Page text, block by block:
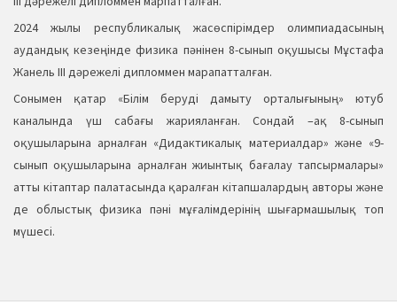
2024 жылы республикалық жасөспірімдер олимпиадасының
аудандық кезеңінде физика пәнінен 8-сынып оқушысы Мұстафа
Жанель ІІІ дәрежелі дипломмен марапатталған.
Сонымен қатар «Білім беруді дамыту орталығының» ютуб
каналында үш сабағы жарияланған. Сондай –ақ 8-сынып
оқушыларына арналған «Дидактикалық материалдар» және «9-
сынып оқушыларына арналған жиынтық бағалау тапсырмалары»
атты кітаптар палатасында қаралған кітапшалардың авторы және
де облыстық физика пәні мұғалімдерінің шығармашылық топ
мүшесі.